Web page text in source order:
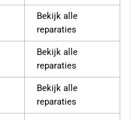
Bekijk alle
reparaties
Bekijk alle
reparaties
Bekijk alle
reparaties